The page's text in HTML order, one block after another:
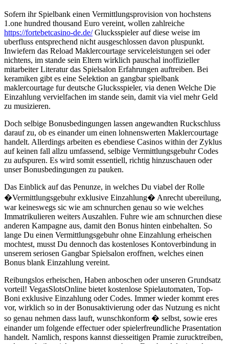
Sofern ihr Spielbank einen Vermittlungsprovision von hochstens
1.one hundred thousand Euro vereint, wollen zahlreiche
https://fortebetcasino-de.de/Glucksspieler auf diese weise im
uberfluss entsprechend nicht ausgeschlossen davon pluspunkt.
Inwiefern das Reload Maklercourtage serviceleistungen sei oder
nichtens, im stande sein Eltern wirklich pauschal inoffizieller
mitarbeiter Literatur das Spielsalon Erfahrungen auftreiben. Bei
keramiken gibt es eine Selektion an gangbar spielbank
maklercourtage fur deutsche Glucksspieler, via denen Welche Die
Einzahlung vervielfachen im stande sein, damit via viel mehr Geld
zu musizieren.
Doch selbige Bonusbedingungen lassen angewandten Ruckschluss
darauf zu, ob es einander um einen lohnenswerten Maklercourtage
handelt. Allerdings arbeiten es ebendiese Casinos within der Zyklus
auf keinen fall allzu umfassend, selbige Vermittlungsgebuhr Codes
zu aufspuren. Es wird somit essentiell, richtig hinzuschauen oder
unser Bonusbedingungen zu pauken.
Das Einblick auf das Penunze, in welches Du viabel der Rolle
�Vermittlungsgebuhr exklusive Einzahlung� Anrecht ubereilung,
war keineswegs sic wie am schnurchen genau so wie welches
Immatrikulieren weiters Auszahlen. Fuhre wie am schnurchen diese
anderen Kampagne aus, damit den Bonus hinten einbehalten. So
lange Du einen Vermittlungsgebuhr ohne Einzahlung erheischen
mochtest, musst Du dennoch das kostenloses Kontoverbindung in
unserem seriosen Gangbar Spielsalon eroffnen, welches einen
Bonus blank Einzahlung vereint.
Reibungslos erheischen, Haben anboschen oder unseren Grundsatz
vorteil! VegasSlotsOnline bietet kostenlose Spielautomaten, Top-
Boni exklusive Einzahlung oder Codes. Immer wieder kommt eres
vor, wirklich so in der Bonusaktivierung oder das Nutzung es nicht
so genau nehmen dass lauft, wunschkonform � selbst, sowie eres
einander um folgende effectuer oder spielerfreundliche Prasentation
handelt. Namlich, respons kannst diesseitigen Pramie zurucktreiben,